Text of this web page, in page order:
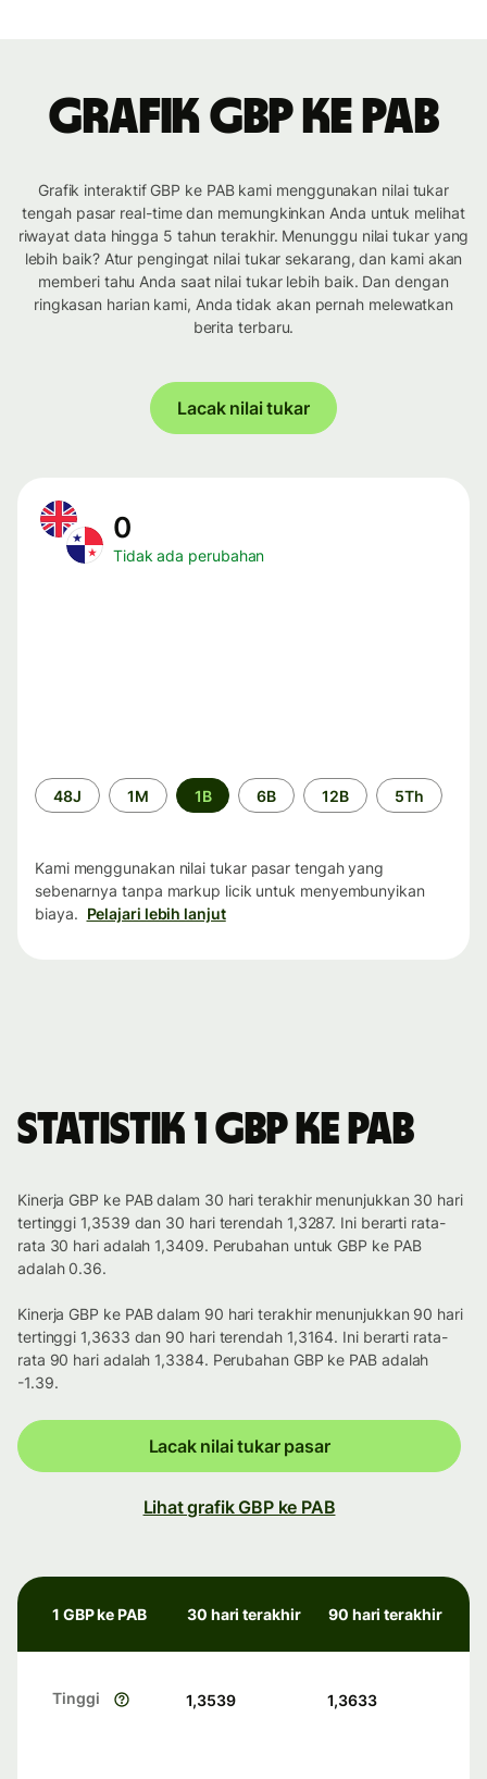
Grafik GBP ke PAB
Grafik interaktif GBP ke PAB kami menggunakan nilai tukar
tengah pasar real-time dan memungkinkan Anda untuk melihat
riwayat data hingga 5 tahun terakhir. Menunggu nilai tukar yang
lebih baik? Atur pengingat nilai tukar sekarang, dan kami akan
memberi tahu Anda saat nilai tukar lebih baik. Dan dengan
ringkasan harian kami, Anda tidak akan pernah melewatkan
berita terbaru.
Lacak nilai tukar
0
Tidak ada perubahan
Periode
waktu
48J 1M 1B 6B 12B 5Th
Kami menggunakan nilai tukar pasar tengah yang
sebenarnya tanpa markup licik untuk menyembunyikan
biaya. Pelajari lebih lanjut
Statistik 1 GBP ke PAB
Kinerja GBP ke PAB dalam 30 hari terakhir menunjukkan 30 hari
tertinggi 1,3539 dan 30 hari terendah 1,3287. Ini berarti rata-
rata 30 hari adalah 1,3409. Perubahan untuk GBP ke PAB
adalah 0.36.
Kinerja GBP ke PAB dalam 90 hari terakhir menunjukkan 90 hari
tertinggi 1,3633 dan 90 hari terendah 1,3164. Ini berarti rata-
rata 90 hari adalah 1,3384. Perubahan GBP ke PAB adalah
-1.39.
Lacak nilai tukar pasar
Lihat grafik GBP ke PAB
1 GBP ke PAB 30 hari terakhir 90 hari terakhir
Tinggi 1,3539 1,3633